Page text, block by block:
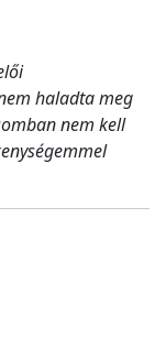
haladta meg
nem kell